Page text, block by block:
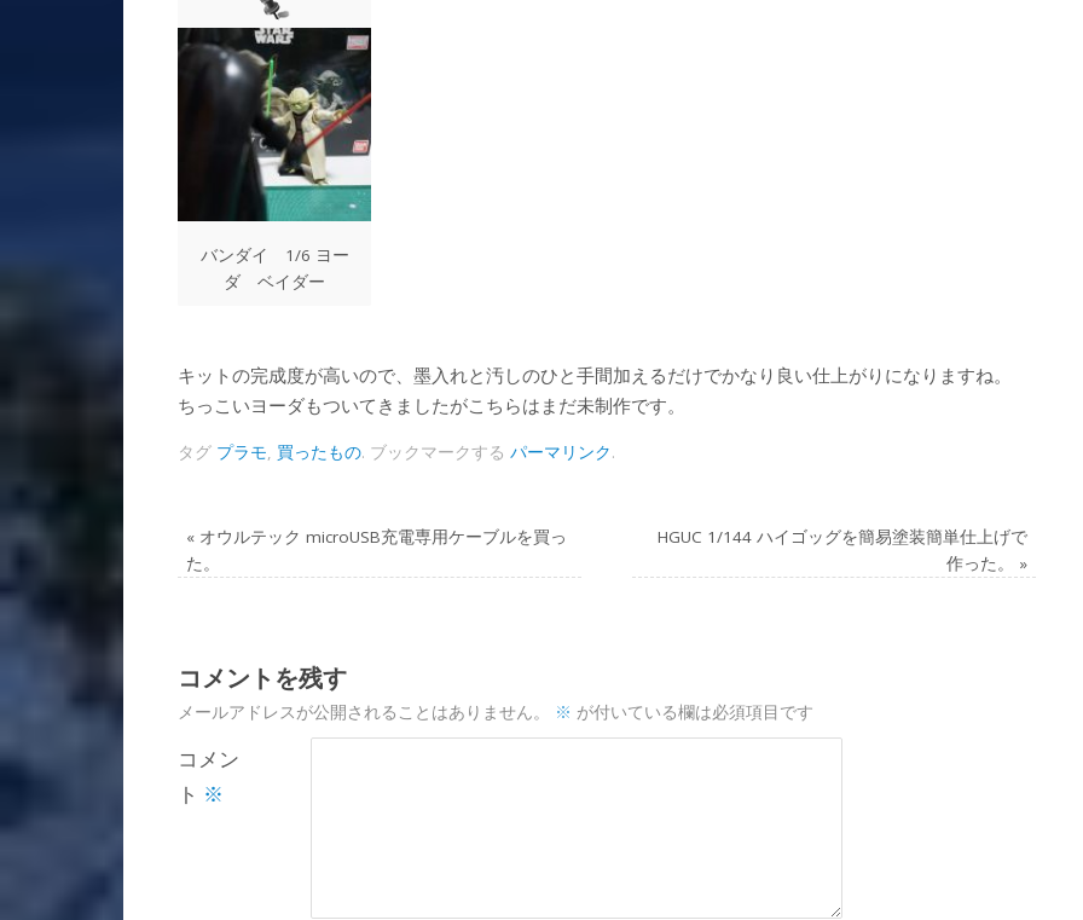
バンダイ 1/6 ヨー
ダ ベイダー
キットの完成度が高いので、墨入れと汚しのひと手間加えるだけでかなり良い仕上がりになりますね。
ちっこいヨーダもついてきましたがこちらはまだ未制作です。
タグ プラモ, 買ったもの. ブックマークする パーマリンク.
« オウルテック microUSB充電専用ケーブルを買っ
た。
HGUC 1/144 ハイゴッグを簡易塗装簡単仕上げで
作った。 »
コメントを残す
メールアドレスが公開されることはありません。 ※ が付いている欄は必須項目です
コメン
ト ※